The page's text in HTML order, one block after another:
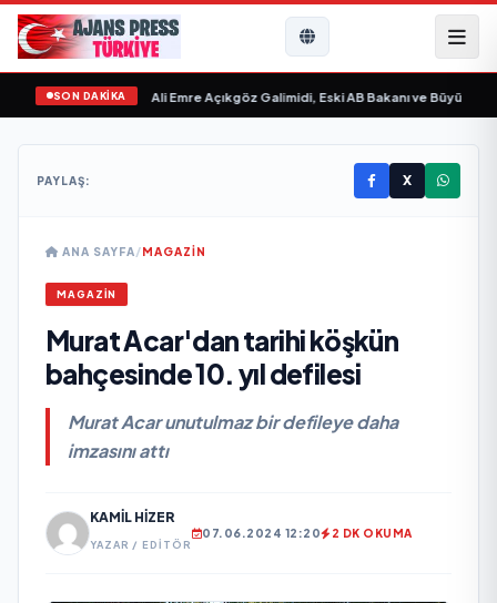
SON DAKİKA
“ yayımlandı• Ali Emre Açıkgöz Galimidi, Eski AB Bakanı ve Büyükelçi
PAYLAŞ: X
ANA SAYFA/MAGAZİN
MAGAZİN
Murat Acar'dan tarihi köşkün
bahçesinde 10. yıl defilesi
Murat Acar unutulmaz bir defileye daha
imzasını attı
KAMIL HIZER
YAZAR / EDITÖR
07.06.2024 12:20 2 DK OKUMA